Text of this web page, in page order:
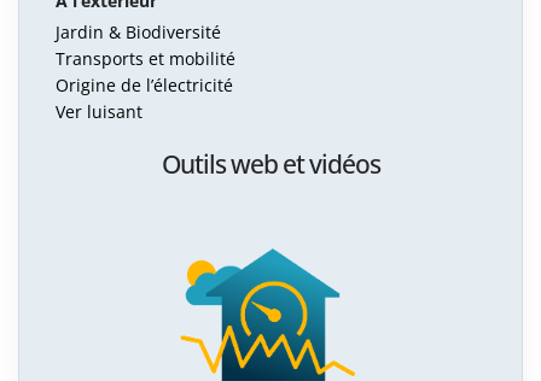
Jardin & Biodiversité
Transports et mobilité
Origine de l’électricité
Ver luisant
Outils web et vidéos